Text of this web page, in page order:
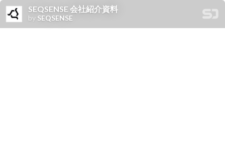
SEQSENSE 会社紹介資料
by SEQSENSE